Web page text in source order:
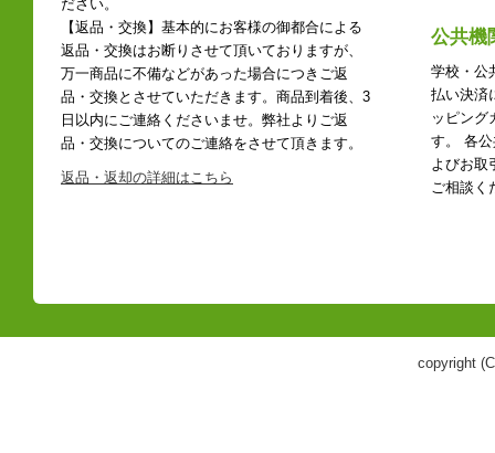
ださい。
【返品・交換】基本的にお客様の御都合による
返品・交換はお断りさせて頂いておりますが、
万一商品に不備などがあった場合につきご返
品・交換とさせていただきます。商品到着後、3
日以内にご連絡くださいませ。弊社よりご返
品・交換についてのご連絡をさせて頂きます。
返品・返却の詳細はこちら
公共機
学校・公
払い決済
ッピング
す。 各
よびお取
ご相談く
copyright